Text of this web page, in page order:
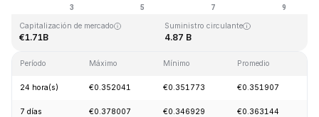
Capitalización de mercado
€1.71B
Suministro circulante
4.87 B
Período Máximo Mínimo Promedio
24 hora(s) €0.352041 €0.351773 €0.351907
7 días €0.378007 €0.346929 €0.363144